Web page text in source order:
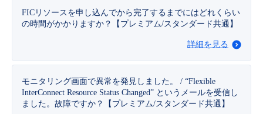
FICリソースを申し込んでから完了するまでにはどれくらい
の時間がかかりますか？【プレミアム/スタンダード共通】
詳細を見る
モニタリング画面で異常を発見しました。 / “Flexible
InterConnect Resource Status Changed” というメールを受信し
ました。故障ですか？【プレミアム/スタンダード共通】